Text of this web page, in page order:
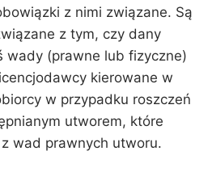
z nimi związane. Są
z tym, czy dany
wady (prawne lub fizyczne)
kierowane w
w przypadku roszczeń
utworem, które
wad prawnych utworu.